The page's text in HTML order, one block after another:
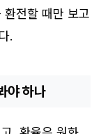
전할 때만 보고
.
야 하나